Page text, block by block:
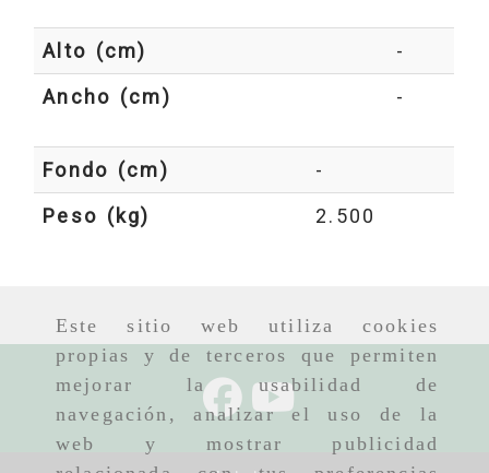
Este sitio web utiliza cookies
propias y de terceros que permiten
mejorar la usabilidad de
navegación, analizar el uso de la
web y mostrar publicidad
Alto (cm)
-
Ancho (cm)
-
Fondo (cm)
-
Peso (kg)
2.500